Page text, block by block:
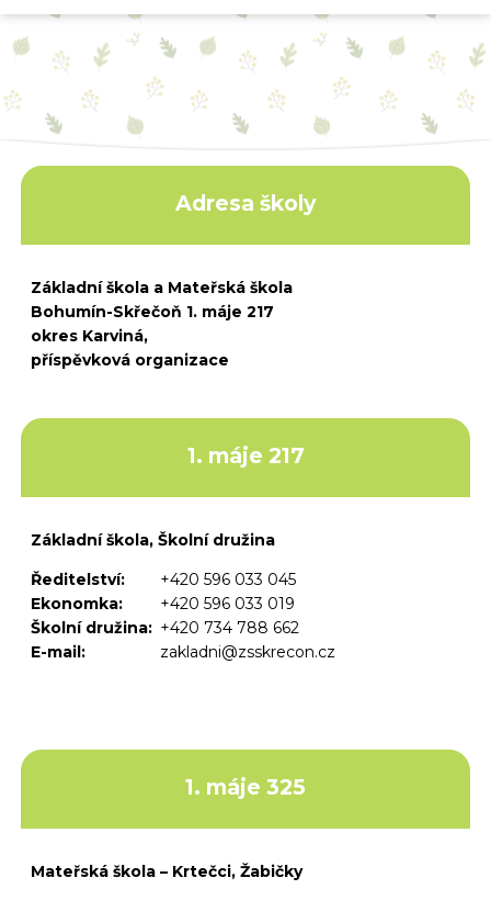
Adresa školy
Základní škola a Mateřská škola
Bohumín-Skřečoň 1. máje 217
okres Karviná,
příspěvková organizace
1. máje 217
Základní škola, Školní družina
Ředitelství:
+420 596 033 045
Ekonomka:
+420 596 033 019
Školní družina: +420 734 788 662
E-mail:
zakladni@zsskrecon.cz
1. máje 325
Mateřská škola – Krtečci, Žabičky